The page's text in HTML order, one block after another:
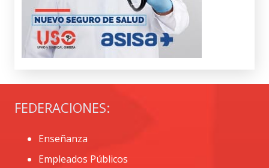
FEDERACIONES:
Enseñanza
Empleados Públicos